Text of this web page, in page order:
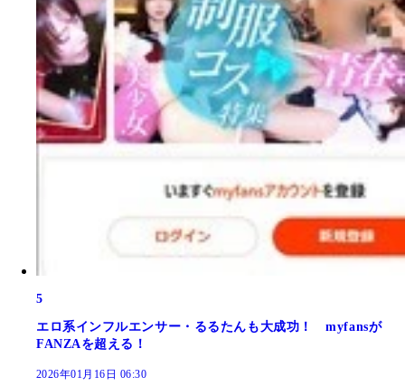
5
エロ系インフルエンサー・るるたんも大成功！ myfansが
FANZAを超える！
2026年01月16日 06:30